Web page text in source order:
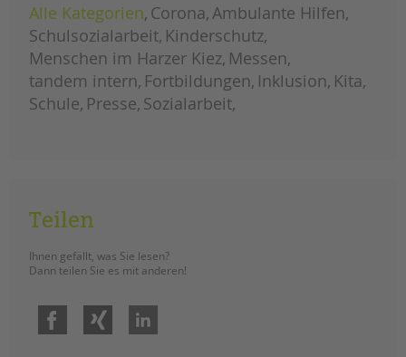
kanzlerin
Alle Kategorien Corona Ambulante Hilfen
Schulsozialarbeit Kinderschutz
Menschen im Harzer Kiez Messen
tandem intern Fortbildungen Inklusion Kita
Schule Presse Sozialarbeit
Teilen
Ihnen gefällt, was Sie lesen?
Dann teilen Sie es mit anderen!
Facebook Xing